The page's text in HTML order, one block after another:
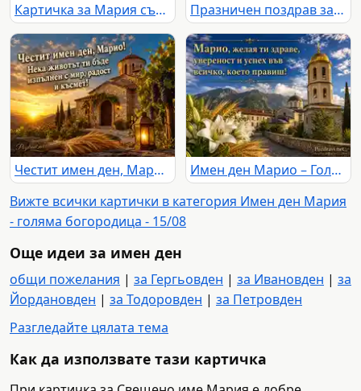
Картичка за Мария със Света Богородица, икона, свещи, жито, грозде, диня и българска шевица Празничен поздрав за Марио за Голяма Богородица
Честит имен ден, Марио – картичка с параклис, грозде, жито и фенер
Имен ден Марио – Голяма Богородица с манастир, лилии и жито
Вижте всички картички в категория Имен ден Мария
- голяма богородица - 15/08
Още идеи за имен ден
общи пожелания | за Гергьовден | за Ивановден | за
Йордановден | за Тодоровден | за Петровден
Разгледайте цялата тема
Как да използвате тази картичка